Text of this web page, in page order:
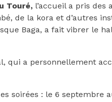
Touré, l’accueil a pris des
de la kora et d’autres
Baga, a fait vibrer le
qui a personnellement
soirées : le 6 septembre